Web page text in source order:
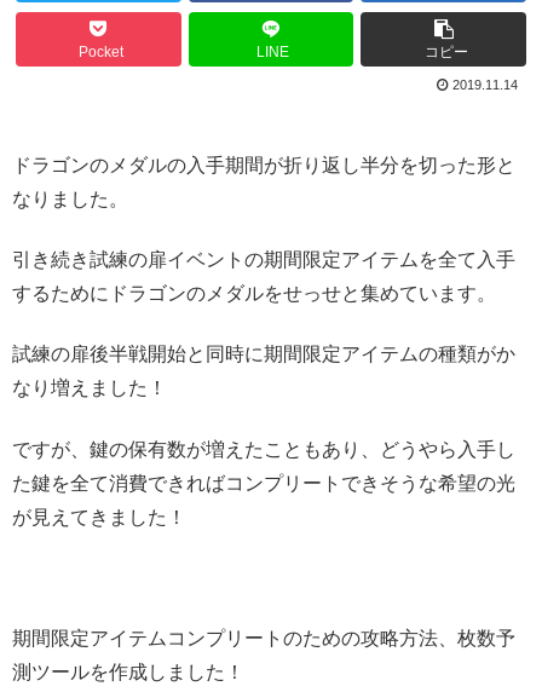
Pocket LINE コピー
2019.11.14
ドラゴンのメダルの入手期間が折り返し半分を切った形と
なりました。
引き続き試練の扉イベントの期間限定アイテムを全て入手
するためにドラゴンのメダルをせっせと集めています。
試練の扉後半戦開始と同時に期間限定アイテムの種類がか
なり増えました！
ですが、鍵の保有数が増えたこともあり、どうやら入手し
た鍵を全て消費できればコンプリートできそうな希望の光
が見えてきました！
期間限定アイテムコンプリートのための攻略方法、枚数予
測ツールを作成しました！